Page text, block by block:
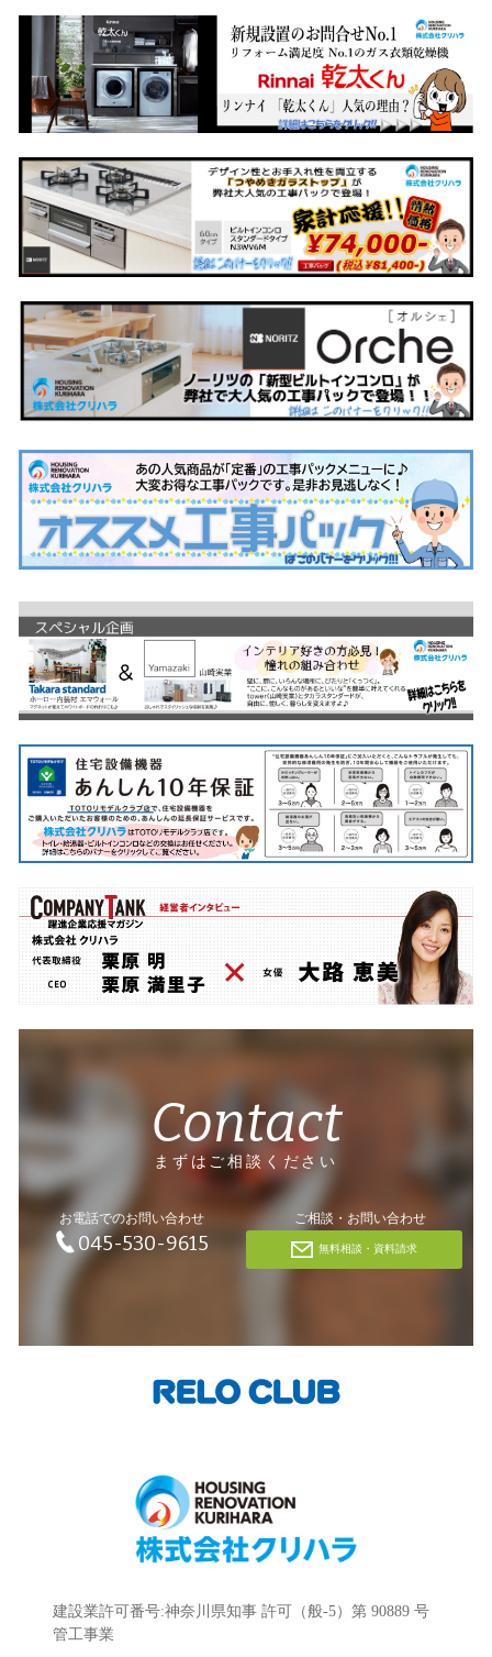
Contact
まずはご相談ください
お電話でのお問い合わせ
045-530-9615
ご相談・お問い合わせ
無料相談・資料請求
建設業許可番号:神奈川県知事 許可（般-5）第 90889 号
管工事業